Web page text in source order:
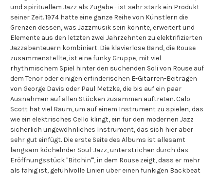
und spirituellem Jazz als Zugabe - ist sehr stark ein Produkt
seiner Zeit. 1974 hatte eine ganze Reihe von Künstlern die
Grenzen dessen, was Jazzmusik sein könnte, erweitert und
Elemente aus den letzten zwei Jahrzehnten zu elektrifizierten
Jazzabenteuern kombiniert. Die klavierlose Band, die Rouse
zusammenstellte, ist eine funky Gruppe, mit viel
rhythmischem Spiel hinter den suchenden Soli von Rouse auf
dem Tenor oder einigen erfinderischen E-Gitarren-Beiträgen
von George Davis oder Paul Metzke, die bis auf ein paar
Ausnahmen auf allen Stücken zusammen auftreten. Calo
Scott hat viel Raum, um auf einem Instrument zu spielen, das
wie ein elektrisches Cello klingt, ein für den modernen Jazz
sicherlich ungewöhnliches Instrument, das sich hier aber
sehr gut einfügt. Die erste Seite des Albums ist allesamt
langsam köchelnder Soul-Jazz, unterstrichen durch das
Eröffnungsstück "Bitchin'", in dem Rouse zeigt, dass er mehr
als fähig ist, gefühlvolle Linien über einen funkigen Backbeat